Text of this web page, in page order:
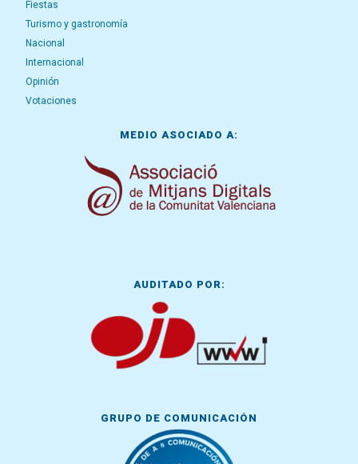
Fiestas
Turismo y gastronomía
Nacional
Internacional
Opinión
Votaciones
MEDIO ASOCIADO A:
AUDITADO POR:
GRUPO DE COMUNICACIÓN